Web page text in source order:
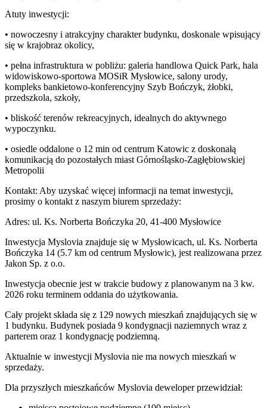
Atuty inwestycji:
• nowoczesny i atrakcyjny charakter budynku, doskonale wpisujący
się w krajobraz okolicy,
• pełna infrastruktura w pobliżu: galeria handlowa Quick Park, hala
widowiskowo-sportowa MOSiR Mysłowice, salony urody,
kompleks bankietowo-konferencyjny Szyb Bończyk, żłobki,
przedszkola, szkoły,
• bliskość terenów rekreacyjnych, idealnych do aktywnego
wypoczynku.
• osiedle oddalone o 12 min od centrum Katowic z doskonałą
komunikacją do pozostałych miast Górnośląsko-Zagłębiowskiej
Metropolii
Kontakt: Aby uzyskać więcej informacji na temat inwestycji,
prosimy o kontakt z naszym biurem sprzedaży:
Adres: ul. Ks. Norberta Bończyka 20, 41-400 Mysłowice
Inwestycja Myslovia znajduje się w Mysłowicach, ul. Ks. Norberta
Bończyka 14 (5.7 km od centrum Mysłowic), jest realizowana przez
Jakon Sp. z o.o.
Inwestycja obecnie jest w trakcie budowy z planowanym na 3 kw.
2026 roku terminem oddania do użytkowania.
Cały projekt składa się z 129 nowych mieszkań znajdujących się w
1 budynku. Budynek posiada 9 kondygnacji naziemnych wraz z
parterem oraz 1 kondygnację podziemną.
Aktualnie w inwestycji Myslovia nie ma nowych mieszkań w
sprzedaży.
Dla przyszłych mieszkańców Myslovia deweloper przewidział: